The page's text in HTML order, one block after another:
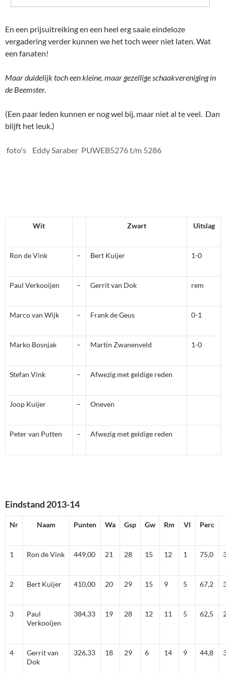
En een prijsuitreiking en een heel erg saaie eindeloze
vergadering verder kunnen we het toch weer niet laten. Wat
een fanaten!
Maar duidelijk toch een kleine, maar gezellige schaakvereniging in
de Beemster.
(Een paar leden kunnen er nog wel bij, maar niet al te veel. Dan
blijft het leuk.)
foto's Eddy Saraber PUWEB5276 t/m 5286
Wit Zwart Uitslag
Ron de Vink – Bert Kuijer 1-0
Paul Verkooijen – Gerrit van Dok rem
Marco van Wijk – Frank de Geus 0-1
Marko Bosnjak – Martin Zwanenveld 1-0
Stefan Vink – Afwezig met geldige reden
Joop Kuijer – Oneven
Peter van Putten – Afwezig met geldige reden
Eindstand 2013-14
Nr Naam Punten Wa Gsp Gw Rm Vl Perc
1 Ron de Vink 449,00 21 28 15 12 1 75,0
2 Bert Kuijer 410,00 20 29 15 9 5 67,2
3
Paul
Verkooijen
384,33 19 28 12 11 5 62,5
4
Gerrit van
Dok
326,33 18 29 6 14 9 44,8